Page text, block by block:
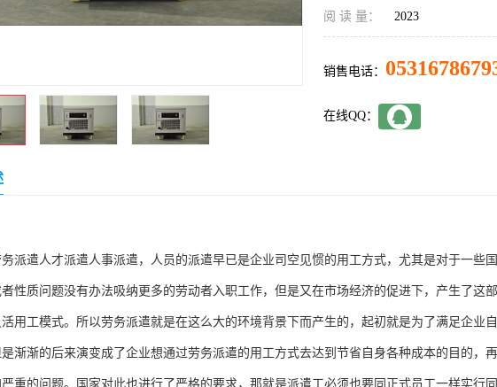
阅 读 量： 2023
销售电话：
在线QQ：
派遣人才派遣人事派遣，人员的派遣早已是企业司空见惯的用工方式，尤其是对于一些
性质问题没有办法吸纳更多的劳动者入职工作，但是又在市场经济的促进下，产生了这
用工模式。所以劳务派遣就是在这么大的环境背景下而产生的，起初就是为了满足企业
渐渐的后来演变成了企业想通过劳务派遣的用工方式去达到节省自身各种成本的目的，
重的问题。国家对此也进行了严格的要求，那就是派遣工必须也要同正式员工一样实行